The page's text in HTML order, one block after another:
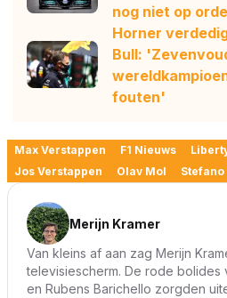
nog niet op
Horner
Bull:
fouten'
Max Verstappen F1 Nieuws
Jos Verstappen
Olav Mol
Merijn Kramer
Van kleins af aan zag Merijn
televisiescherm. De rode bolides
en Rubens Barichello zorgden